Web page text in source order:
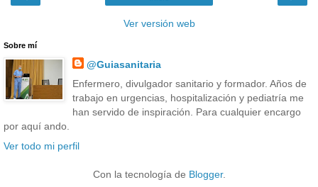
Ver versión web
Sobre mí
@Guiasanitaria
Enfermero, divulgador sanitario y formador. Años de
trabajo en urgencias, hospitalización y pediatría me
han servido de inspiración. Para cualquier encargo
por aquí ando.
Ver todo mi perfil
Con la tecnología de Blogger.